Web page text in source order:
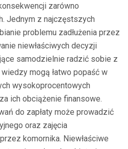
zarówno
Jednym z najczęstszych
problemu zadłużenia przez
niewłaściwych decyzji
samodzielnie radzić sobie z
mogą łatwo popaść w
wysokoprocentowych
ich obciążenie finansowe.
do zapłaty może prowadzić
oraz zajęcia
komornika. Niewłaściwe